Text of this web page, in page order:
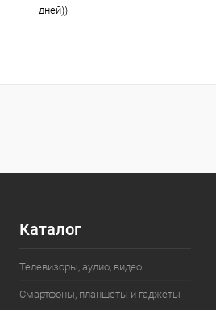
дней))
Каталог
Телевизоры, аудио, видео
Смартфоны, планшеты и гаджеты